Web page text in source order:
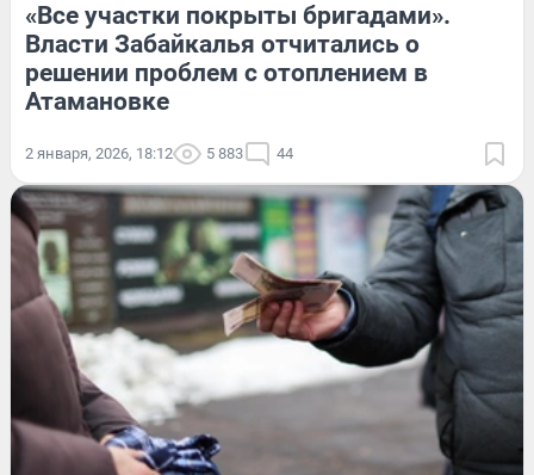
«Все участки покрыты бригадами».
Власти Забайкалья отчитались о
решении проблем с отоплением в
Атамановке
2 января, 2026, 18:12 5 883 44